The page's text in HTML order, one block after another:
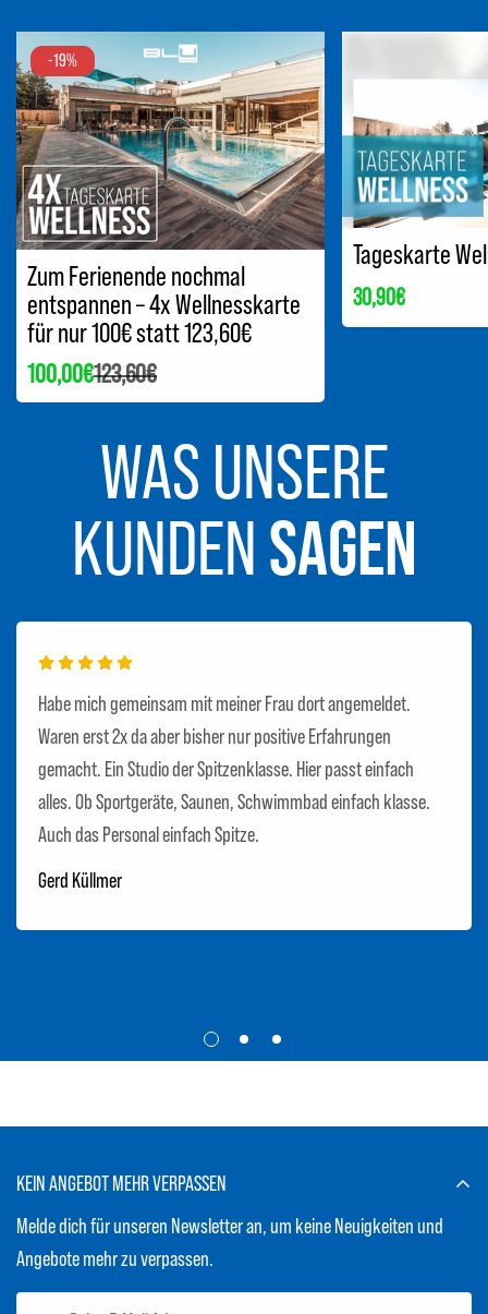
-19%
Zum Ferienende nochmal
entspannen – 4x Wellnesskarte
für nur 100€ statt 123,60€
Verkaufspreis
100,00€
Regulärer
Preis
123,60€
Tageskarte
Regulärer
Preis
30,90€
WAS UNSERE
KUNDEN SAGEN
Habe mich gemeinsam mit meiner Frau dort angemeldet.
Waren erst 2x da aber bisher nur positive Erfahrungen
gemacht. Ein Studio der Spitzenklasse. Hier passt einfach
alles. Ob Sportgeräte, Saunen, Schwimmbad einfach klasse.
Auch das Personal einfach Spitze.
Gerd Küllmer
KEIN ANGEBOT MEHR VERPASSEN
Melde dich für unseren Newsletter an, um keine Neuigkeiten und
Angebote mehr zu verpassen.